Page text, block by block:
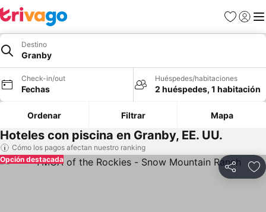
Favoritos
Iniciar
Destino
Granby
Check-in/out
Fechas
Huéspedes/habitaciones
2 huéspedes, 1 habitación
Ordenar Filtrar Mapa
Hoteles con piscina en Granby, EE. UU.
Cómo los pagos afectan nuestro ranking
Compartir
Opción destacada